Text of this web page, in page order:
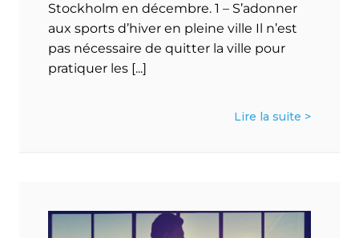
Stockholm en décembre. 1 – S’adonner
aux sports d’hiver en pleine ville Il n’est
pas nécessaire de quitter la ville pour
pratiquer les [...]
Lire la suite >